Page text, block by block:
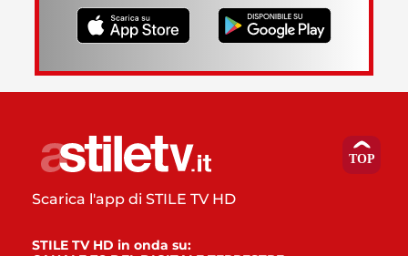
Scarica l'app di STILE TV HD
STILE TV HD in onda su: